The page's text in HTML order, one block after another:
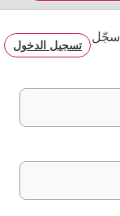
سجّل
تسجيل الدخول